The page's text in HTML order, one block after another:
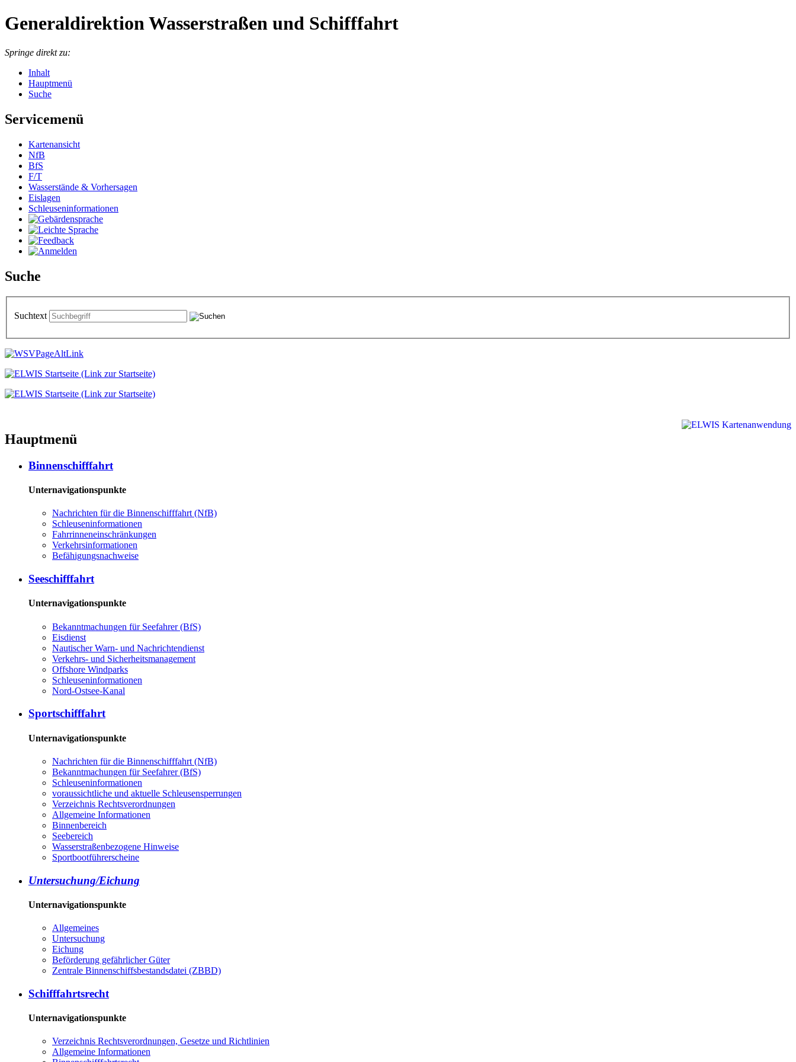
Generaldirektion Wasserstraßen und Schifffahrt
Springe direkt zu:
Inhalt
Hauptmenü
Suche
Servicemenü
Kartenansicht
NfB
BfS
F/T
Wasserstände & Vorhersagen
Eislagen
Schleuseninformationen
Suche
Suchtext
Hauptmenü
Binnenschifffahrt
Unternavigationspunkte
Nachrichten für die Binnenschifffahrt (NfB)
Schleuseninformationen
Fahrrinneneinschränkungen
Verkehrsinformationen
Befähigungsnachweise
Seeschifffahrt
Unternavigationspunkte
Bekanntmachungen für Seefahrer (BfS)
Eisdienst
Nautischer Warn- und Nachrichtendienst
Verkehrs- und Sicherheitsmanagement
Offshore Windparks
Schleuseninformationen
Nord-Ostsee-Kanal
Sportschifffahrt
Unternavigationspunkte
Nachrichten für die Binnenschifffahrt (NfB)
Bekanntmachungen für Seefahrer (BfS)
Schleuseninformationen
voraussichtliche und aktuelle Schleusensperrungen
Verzeichnis Rechtsverordnungen
Allgemeine Informationen
Binnenbereich
Seebereich
Wasserstraßenbezogene Hinweise
Sportbootführerscheine
Untersuchung/Eichung
Unternavigationspunkte
Allgemeines
Untersuchung
Eichung
Beförderung gefährlicher Güter
Zentrale Binnenschiffsbestandsdatei (ZBBD)
Schifffahrtsrecht
Unternavigationspunkte
Verzeichnis Rechtsverordnungen, Gesetze und Richtlinien
Allgemeine Informationen